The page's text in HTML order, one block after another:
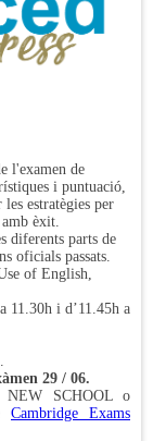
l'examen de
i puntuació,
estratègies per
amb èxit.
diferents parts de
oficials passats.
of English,
11.30h i d’11.45h a
.
29 / 06.
NEW SCHOOL o
Cambridge Exams